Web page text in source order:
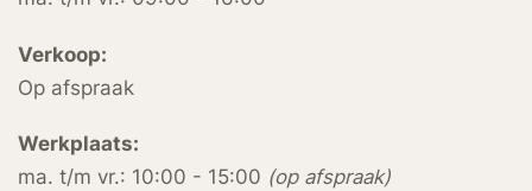
Verkoop:
Op afspraak
Werkplaats:
ma. t/m vr.: 10:00 - 15:00 (op afspraak)